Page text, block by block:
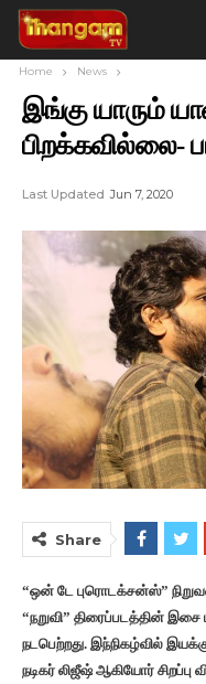
Home News
இங்கு யாரும்
பிறக்கவில்லை-
Last Updated Jun 7, 2020
Share
“ஒன் டே புரொடக்சன்ஸ்”
“நறுவி” திரைப்படத்தின்
நடபெற்றது. இந்நிகழ்வில்
நடிகர் லிஜீஷ் ஆகியோர்